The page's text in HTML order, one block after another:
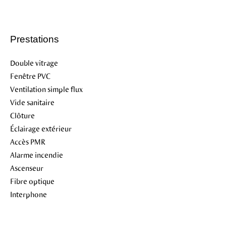
Prestations
Double vitrage
Fenêtre PVC
Ventilation simple flux
Vide sanitaire
Clôture
Éclairage extérieur
Accès PMR
Alarme incendie
Ascenseur
Fibre optique
Interphone